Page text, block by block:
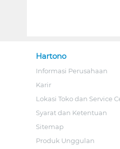
Hartono
Informasi Perusahaan
Karir
Lokasi Toko dan Service
Syarat dan Ketentuan
Sitemap
Produk Unggulan